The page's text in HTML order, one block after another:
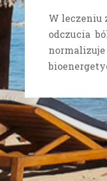
W leczeniu
odczucia